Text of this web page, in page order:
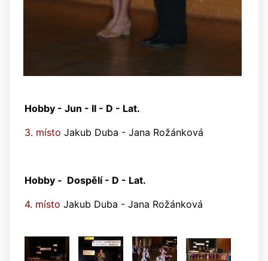
Hobby - Jun - II - D - Lat.
3. místo Jakub Duba - Jana Rožánková
Hobby - Dospělí - D - Lat.
4. místo Jakub Duba - Jana Rožánková